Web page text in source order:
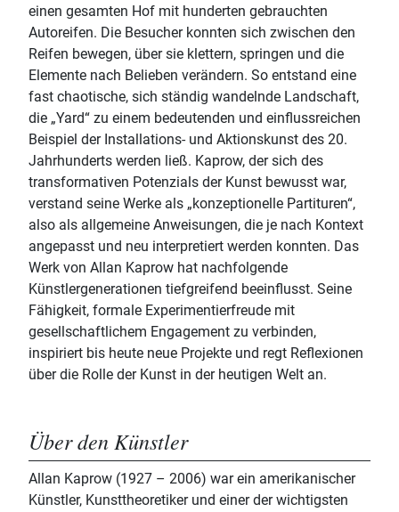
einen gesamten Hof mit hunderten gebrauchten
Autoreifen. Die Besucher konnten sich zwischen den
Reifen bewegen, über sie klettern, springen und die
Elemente nach Belieben verändern. So entstand eine
fast chaotische, sich ständig wandelnde Landschaft,
die „Yard“ zu einem bedeutenden und einflussreichen
Beispiel der Installations- und Aktionskunst des 20.
Jahrhunderts werden ließ. Kaprow, der sich des
transformativen Potenzials der Kunst bewusst war,
verstand seine Werke als „konzeptionelle Partituren“,
also als allgemeine Anweisungen, die je nach Kontext
angepasst und neu interpretiert werden konnten. Das
Werk von Allan Kaprow hat nachfolgende
Künstlergenerationen tiefgreifend beeinflusst. Seine
Fähigkeit, formale Experimentierfreude mit
gesellschaftlichem Engagement zu verbinden,
inspiriert bis heute neue Projekte und regt Reflexionen
über die Rolle der Kunst in der heutigen Welt an.
Über den Künstler
Allan Kaprow (1927 – 2006) war ein amerikanischer
Künstler, Kunsttheoretiker und einer der wichtigsten